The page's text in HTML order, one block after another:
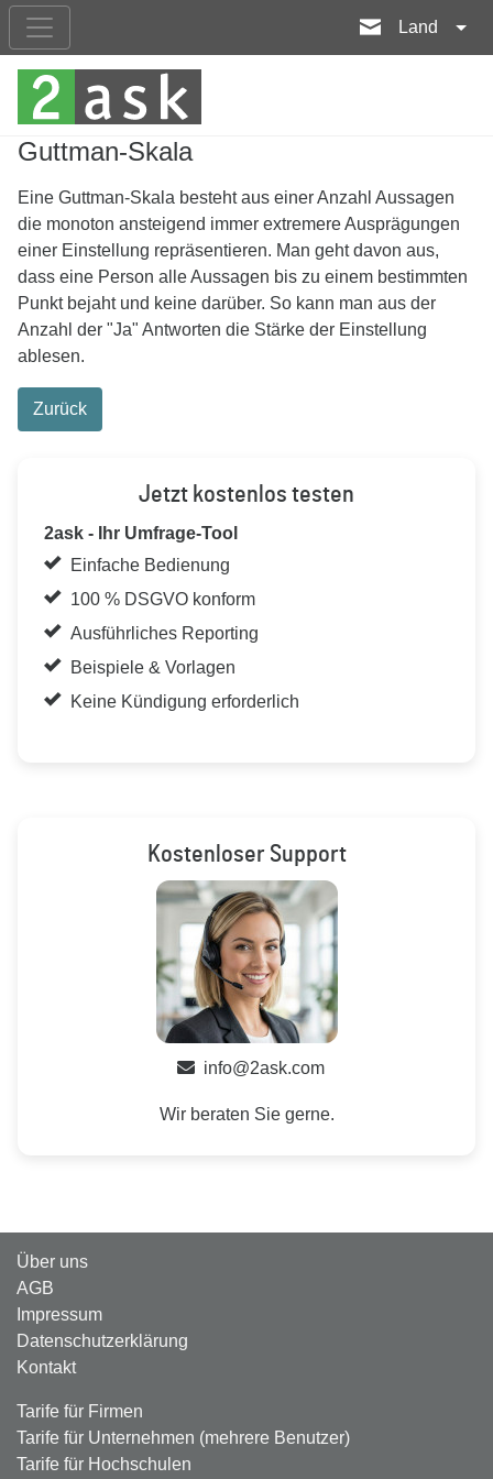
Land
Guttman-Skala
Eine Guttman-Skala besteht aus einer Anzahl Aussagen
die monoton ansteigend immer extremere Ausprägungen
einer Einstellung repräsentieren. Man geht davon aus,
dass eine Person alle Aussagen bis zu einem bestimmten
Punkt bejaht und keine darüber. So kann man aus der
Anzahl der "Ja" Antworten die Stärke der Einstellung
ablesen.
Zurück
Jetzt kostenlos testen
2ask - Ihr Umfrage-Tool
Einfache Bedienung
100 % DSGVO konform
Ausführliches Reporting
Beispiele & Vorlagen
Keine Kündigung erforderlich
Kostenloser Support
info@2ask.com
Wir beraten Sie gerne.
Über uns
AGB
Impressum
Datenschutzerklärung
Kontakt
Tarife für Firmen
Tarife für Unternehmen (mehrere Benutzer)
Tarife für Hochschulen